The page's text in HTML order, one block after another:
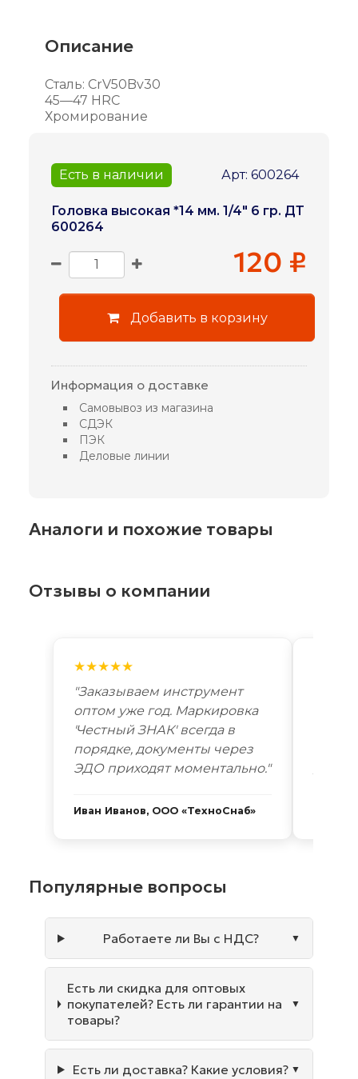
Описание
Сталь: CrV50Bv30
45—47 HRC
Хромирование
Арт: 600264
Есть в наличии
Головка высокая *14 мм. 1/4" 6 гр. ДТ
600264
120 ₽
Добавить в корзину
Информация о доставке
Самовывоз из магазина
СДЭК
ПЭК
Деловые линии
Аналоги и похожие товары
Отзывы о компании
★★★★★
"Заказываем инструмент
оптом уже год. Маркировка
'Честный ЗНАК' всегда в
порядке, документы через
ЭДО приходят моментально."
Иван Иванов, ООО «ТехноСнаб»
Популярные вопросы
Работаете ли Вы с НДС?
Есть ли скидка для оптовых
покупателей? Есть ли гарантии на
товары?
Есть ли доставка? Какие условия?